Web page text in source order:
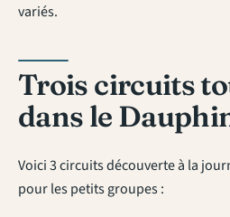
variés.
Trois circuits
dans le
Voici 3 circuits découverte à la
pour les petits groupes :